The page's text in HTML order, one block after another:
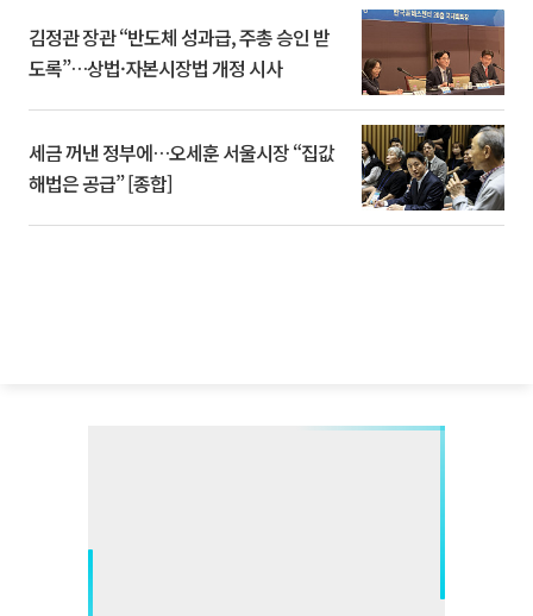
김정관 장관 “반도체 성과급, 주총 승인 받
도록”…상법·자본시장법 개정 시사
세금 꺼낸 정부에…오세훈 서울시장 “집값
해법은 공급” [종합]